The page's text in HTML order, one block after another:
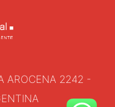
AROCENA 2242 -